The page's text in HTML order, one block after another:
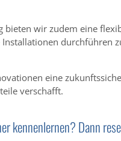
bieten wir zudem eine
durchführen
eine
verschafft.
kennenlernen? Dann